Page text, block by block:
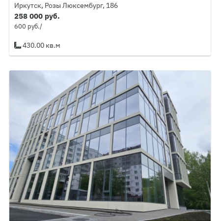
Иркутск, Розы Люксембург, 186
258 000 руб.
600 руб./
430.00 кв.м